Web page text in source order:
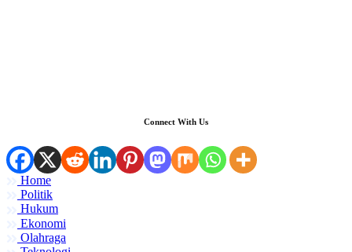
Connect With Us
Home
Politik
Hukum
Ekonomi
Olahraga